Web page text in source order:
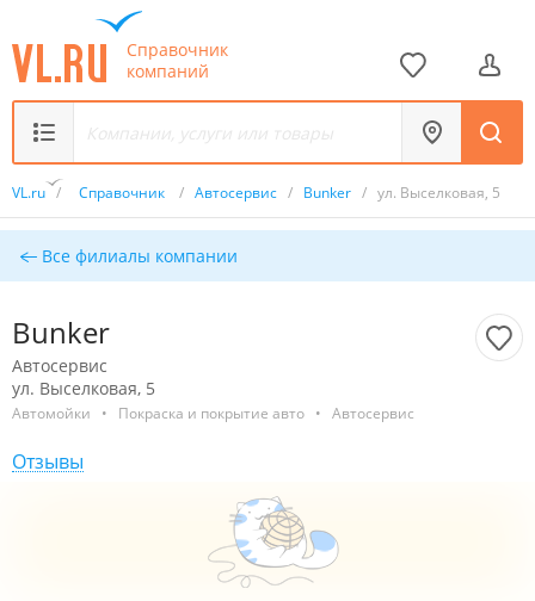
Справочник
компаний
VL.ru / Справочник / Автосервис / Bunker / ул. Выселковая, 5
Все филиалы компании
Bunker
Автосервис
ул. Выселковая, 5
Автомойки • Покраска и покрытие авто • Автосервис
Отзывы